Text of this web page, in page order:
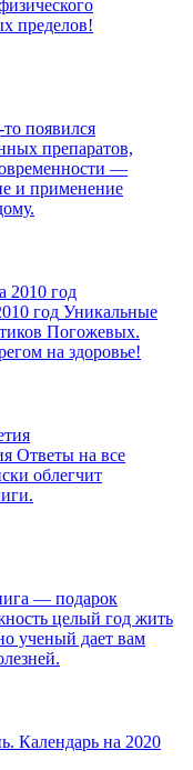
пределов!
появился
препаратов,
—
и применение
год Уникальные
Погожевых.
на здоровье!
Ответы на все
облегчит
— подарок
целый год жить
ученый дает вам